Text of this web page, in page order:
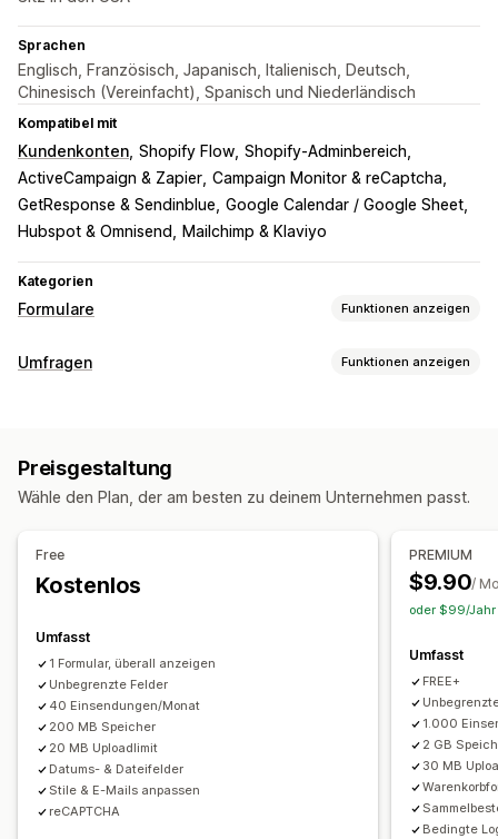
Sprachen
Englisch, Französisch, Japanisch, Italienisch, Deutsch,
Chinesisch (Vereinfacht), Spanisch und Niederländisch
Kompatibel mit
Kundenkonten Shopify Flow Shopify-Adminbereich
ActiveCampaign & Zapier Campaign Monitor & reCaptcha
GetResponse & Sendinblue Google Calendar / Google Sheet
Hubspot & Omnisend
Mailchimp & Klaviyo
Kategorien
Formulare Funktionen anzeigen
Formulararten
Großhandel
Schriftart und Farbe
Benutzerdefinierte CSS
Bedingte Logik
Kontrollkästchen für DSGVO
Datenmanagement
E-Mail-Antworten Automatische Synchronisierung
Datenexport Dashboard
Analysen
CAPTCHA
Umfragen Funktionen anzeigen
Eingebettete Formulare
Mehrere Seiten
Popups Echtzeit-Bearbeitung
Net Promoter Score (NPS)
Verwaltung von Einreichungen
E-Mail
Datenexport Analysen
Preisgestaltung
Wähle den Plan, der am besten zu deinem Unternehmen passt.
Free
Kostenlos
Umfasst
1 Formular, überall anzeigen
Unbegrenzte Felder
40 Einsendungen/Monat
200 MB Speicher
20 MB Uploadlimit
Datums- & Dateifelder
Stile & E-Mails anpassen
reCAPTCHA
PREMIUM
$9.90/
oder $99/Jahr
Umfasst
FREE+
1.000
2 GB
30 MB
Bedingte